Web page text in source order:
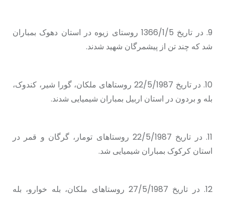
9. در تاریخ 1366/1/5 روستای زیوە در استان دهوک بمباران
شد که چند تن از پیشمرگان شهید شدند.
10. در تاریخ 22/5/1987 روستاهای ملکان، گورا شیر، کندوک،
بلە و بردون در استان اربیل بمباران شیمیایی شدند.
11. در تاریخ 22/5/1987 روستاهای تومار، گرگان و قمر در
استان کرکوک بمباران شیمیایی شد.
12. در تاریخ 27/5/1987 روستاهای ملکان، بلە خوارو، بلە